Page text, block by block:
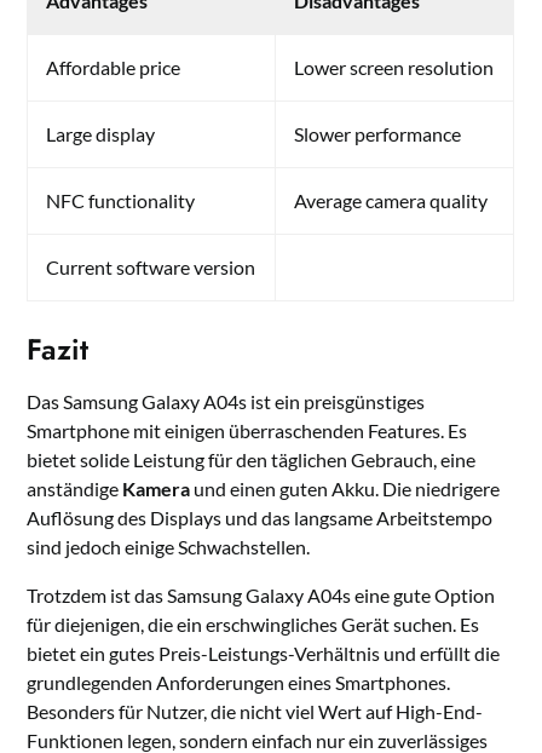
Affordable price Lower screen resolution
Large display Slower performance
NFC functionality Average camera quality
Current software version
Fazit
Das Samsung Galaxy A04s ist ein preisgünstiges
Smartphone mit einigen überraschenden Features. Es
bietet solide Leistung für den täglichen Gebrauch, eine
anständige Kamera und einen guten Akku. Die niedrigere
Auflösung des Displays und das langsame Arbeitstempo
sind jedoch einige Schwachstellen.
Trotzdem ist das Samsung Galaxy A04s eine gute Option
für diejenigen, die ein erschwingliches Gerät suchen. Es
bietet ein gutes Preis-Leistungs-Verhältnis und erfüllt die
grundlegenden Anforderungen eines Smartphones.
Besonders für Nutzer, die nicht viel Wert auf High-End-
Funktionen legen, sondern einfach nur ein zuverlässiges